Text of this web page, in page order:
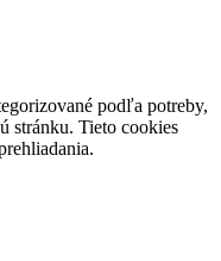
podľa potreby,
stránku. Tieto cookies